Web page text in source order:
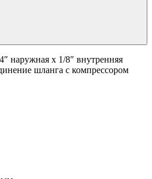
наружная х 1/8″ внутренняя
шланга с компрессором